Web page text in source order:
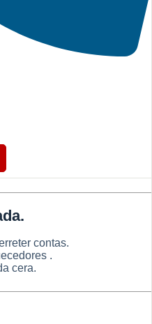
contas.
.
cera.